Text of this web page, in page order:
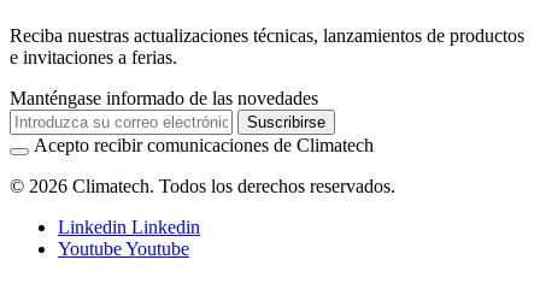
Reciba nuestras actualizaciones técnicas, lanzamientos de productos
e invitaciones a ferias.
Manténgase informado de las novedades
Suscribirse
Acepto recibir comunicaciones de Climatech
© 2026 Climatech. Todos los derechos reservados.
Linkedin Linkedin
YoutubeYoutube